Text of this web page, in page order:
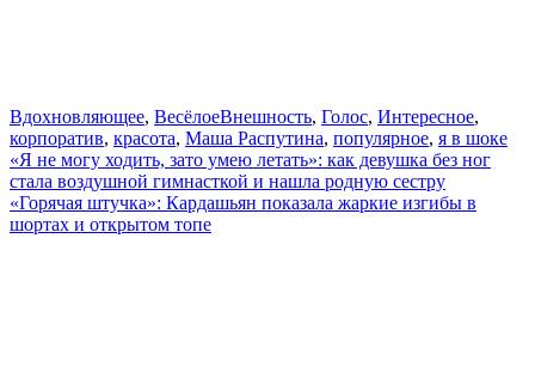
Вдохновляющее, ВесёлоеВнешность, Голос, Интересное,
корпоратив, красота, Маша Распутина, популярное, я в шоке
Навигация
по
записям
«Я не могу ходить, зато умею летать»: как девушка без ног
стала воздушной гимнасткой и нашла родную сестру
«Горячая штучка»: Кардашьян показала жаркие изгибы в
шортах и открытом топе